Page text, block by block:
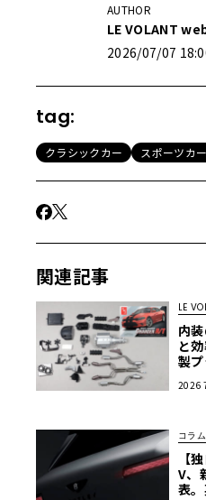
AUTHOR
LE VOLANT
2026/07/07
tag:
クラシックカー スポーツカー
関連記事
LE
内
と
製
2026
コラム
【
V、
表